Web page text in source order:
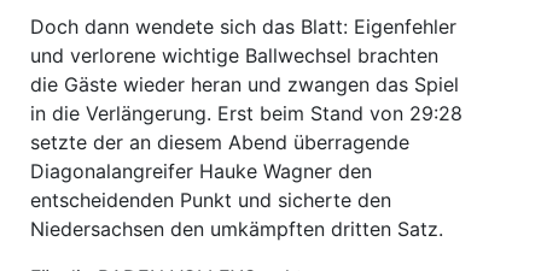
Doch dann wendete sich das Blatt: Eigenfehler
und verlorene wichtige Ballwechsel brachten
die Gäste wieder heran und zwangen das Spiel
in die Verlängerung. Erst beim Stand von 29:28
setzte der an diesem Abend überragende
Diagonalangreifer Hauke Wagner den
entscheidenden Punkt und sicherte den
Niedersachsen den umkämpften dritten Satz.